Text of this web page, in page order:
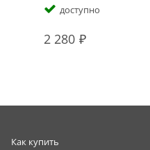
доступно
2 280
Как купить